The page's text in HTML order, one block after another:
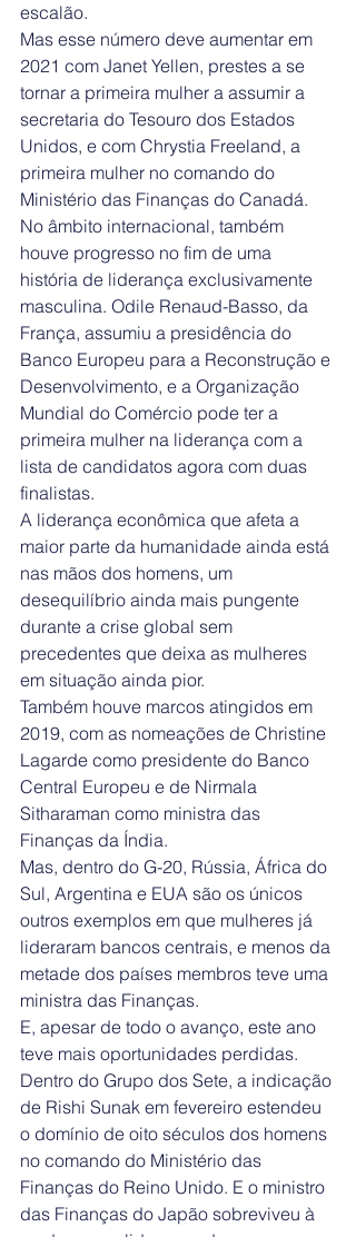
escalão.
Mas esse número deve aumentar em
2021 com Janet Yellen, prestes a se
tornar a primeira mulher a assumir a
secretaria do Tesouro dos Estados
Unidos, e com Chrystia Freeland, a
primeira mulher no comando do
Ministério das Finanças do Canadá.
No âmbito internacional, também
houve progresso no fim de uma
história de liderança exclusivamente
masculina. Odile Renaud-Basso, da
França, assumiu a presidência do
Banco Europeu para a Reconstrução e
Desenvolvimento, e a Organização
Mundial do Comércio pode ter a
primeira mulher na liderança com a
lista de candidatos agora com duas
finalistas.
A liderança econômica que afeta a
maior parte da humanidade ainda está
nas mãos dos homens, um
desequilíbrio ainda mais pungente
durante a crise global sem
precedentes que deixa as mulheres
em situação ainda pior.
Também houve marcos atingidos em
2019, com as nomeações de Christine
Lagarde como presidente do Banco
Central Europeu e de Nirmala
Sitharaman como ministra das
Finanças da Índia.
Mas, dentro do G-20, Rússia, África do
Sul, Argentina e EUA são os únicos
outros exemplos em que mulheres já
lideraram bancos centrais, e menos da
metade dos países membros teve uma
ministra das Finanças.
E, apesar de todo o avanço, este ano
teve mais oportunidades perdidas.
Dentro do Grupo dos Sete, a indicação
de Rishi Sunak em fevereiro estendeu
o domínio de oito séculos dos homens
no comando do Ministério das
Finanças do Reino Unido. E o ministro
das Finanças do Japão sobreviveu à